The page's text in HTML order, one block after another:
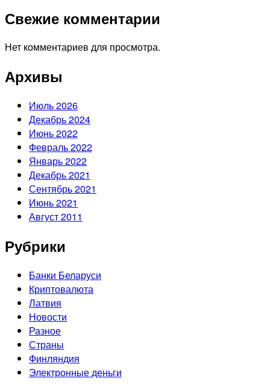
Свежие комментарии
Нет комментариев для просмотра.
Архивы
Июль 2026
Декабрь 2024
Июнь 2022
Февраль 2022
Январь 2022
Декабрь 2021
Сентябрь 2021
Июнь 2021
Август 2011
Рубрики
Банки Беларуси
Криптовалюта
Латвия
Новости
Разное
Страны
Финляндия
Электронные деньги